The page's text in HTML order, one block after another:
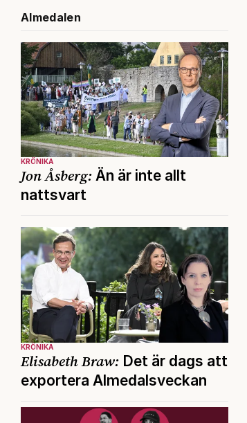
Almedalen
KRÖNIKA
Jon Åsberg: Än är inte allt
nattsvart
KRÖNIKA
Elisabeth Braw: Det är dags att
exportera Almedalsveckan